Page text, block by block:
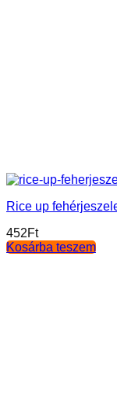
Rice up
452Ft
Kosárba teszem